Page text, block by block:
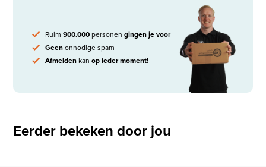
Ruim900.000personengingen je voor
Geenonnodige spam
Afmeldenkanop ieder moment!
Eerder bekeken door jou